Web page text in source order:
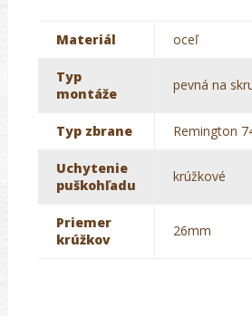
Materiál oceľ
Typ
montáže
pevná na
Typ zbrane Remington
Uchytenie
puškohľadu
krúžkové
Priemer
krúžkov
26mm